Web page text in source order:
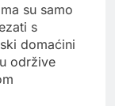
su samo
s
domaćini
održive